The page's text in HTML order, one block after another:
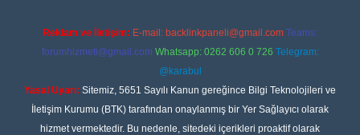
Reklam ve İletişim: E-mail: backlinkpaneli@gmail.com Teams:
forumhizmeti@gmail.com Whatsapp: 0262 606 0 726 Telegram:
@karabul
Yasal Uyarı: Sitemiz, 5651 Sayılı Kanun gereğince Bilgi Teknolojileri ve
İletişim Kurumu (BTK) tarafından onaylanmış bir Yer Sağlayıcı olarak
hizmet vermektedir. Bu nedenle, sitedeki içerikleri proaktif olarak